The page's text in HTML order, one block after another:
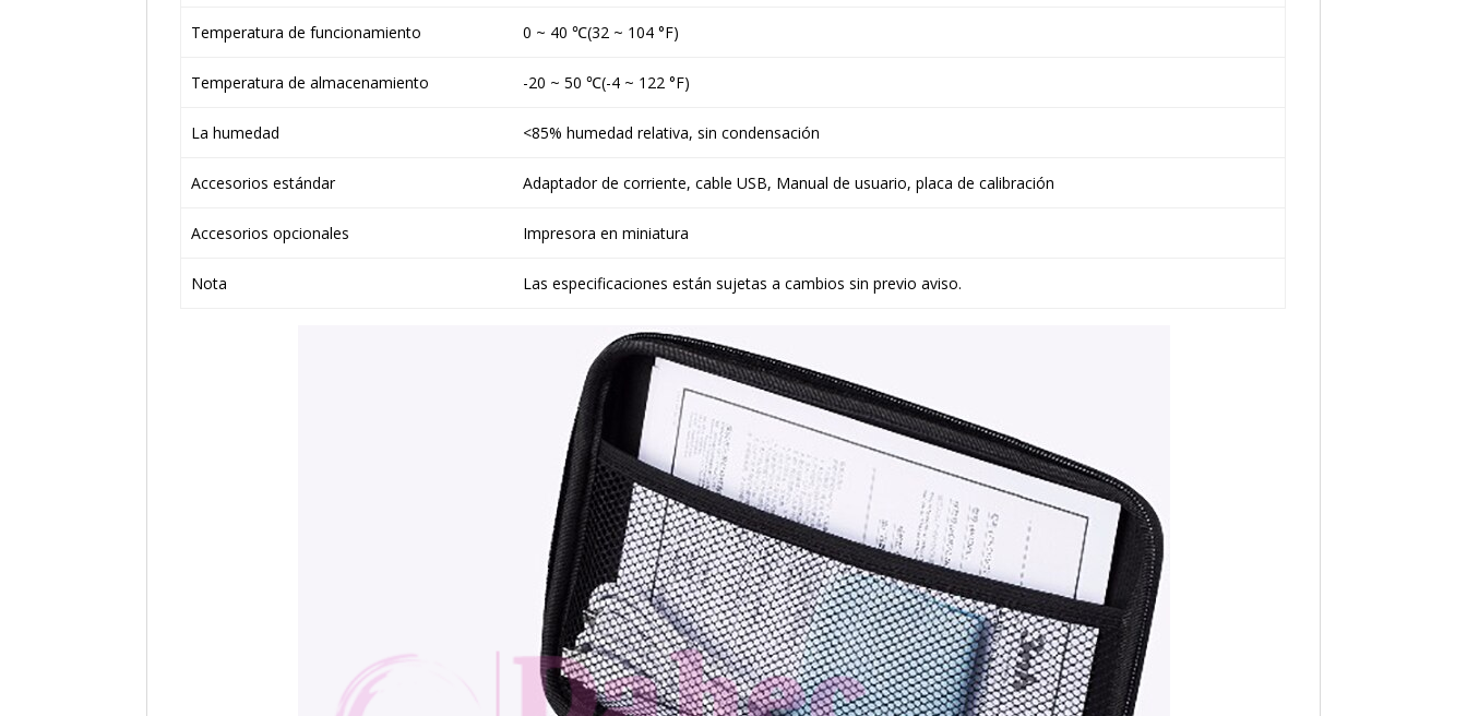
Temperatura de funcionamiento 0 ~ 40 ℃(32 ~ 104 °F)
Temperatura de almacenamiento -20 ~ 50 ℃(-4 ~ 122 °F)
La humedad <85% humedad relativa, sin condensación
Accesorios estándar Adaptador de corriente, cable USB, Manual de usuario, placa de calibración
Accesorios opcionales Impresora en miniatura
Nota Las especificaciones están sujetas a cambios sin previo aviso.